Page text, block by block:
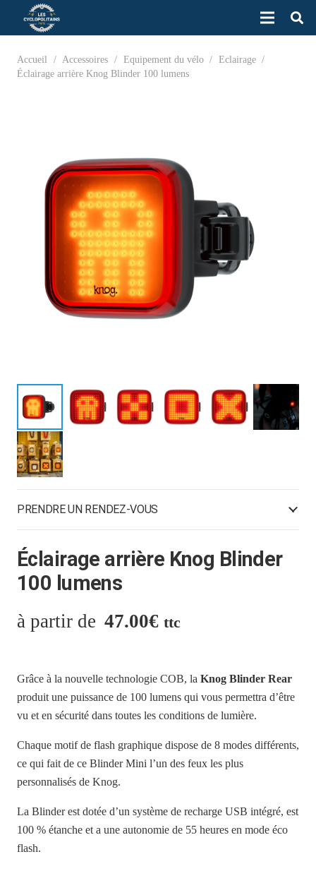
Accueil / Accessoires / Equipement du vélo / Eclairage /
Éclairage arrière Knog Blinder 100 lumens
PRENDRE UN RENDEZ-VOUS
Éclairage arrière Knog Blinder
100 lumens
47.00€ ttc
Grâce à la nouvelle technologie COB, la Knog Blinder Rear
produit une puissance de 100 lumens qui vous permettra d’être
vu et en sécurité dans toutes les conditions de lumière.
Chaque motif de flash graphique dispose de 8 modes différents,
ce qui fait de ce Blinder Mini l’un des feux les plus
personnalisés de Knog.
La Blinder est dotée d’un système de recharge USB intégré, est
100 % étanche et a une autonomie de 55 heures en mode éco
flash.